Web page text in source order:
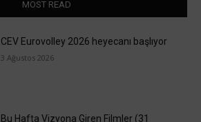
MOST READ
CEV Eurovolley 2026 heyecanı başlıyor
3 Ağustos 2026
Bu Hafta Vizyona Giren Filmler (31